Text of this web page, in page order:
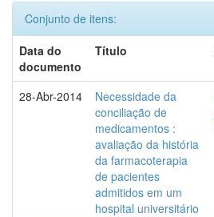
Conjunto de itens:
Data do
documento
Título
28-Abr-2014
Necessidade da
conciliação de
medicamentos :
avaliação da história
da farmacoterapia
de pacientes
admitidos em um
hospital universitário